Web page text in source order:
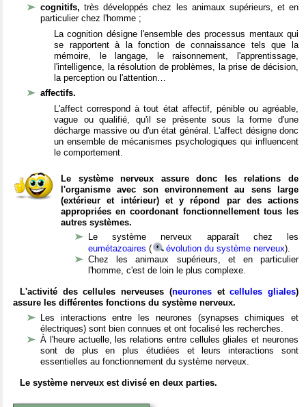
cognitifs,très développés chez les animaux supérieurs, et en
particulier chez l'homme ;
La cognition désigne l'ensemble des processus mentaux qui
se rapportent à la fonction de connaissance tels que la
mémoire, le langage, le raisonnement, l'apprentissage,
l'intelligence, la résolution de problèmes, la prise de décision,
la perception ou l'attention…
affectifs.
L'affect correspond à tout état affectif, pénible ou agréable,
vague ou qualifié, qu'il se présente sous la forme d'une
décharge massive ou d'un état général. L'affect désigne donc
un ensemble de mécanismes psychologiques qui influencent
le comportement.
Le système nerveux assure donc les relations de
l'organisme avec son environnement au sens large
(extérieur et intérieur) et y répond par des actions
appropriées en coordonant fonctionnellement tous les
autres systèmes.
Le système nerveux apparaît chez les
eumétazoaires ( évolution du système nerveux).
Chez les animaux supérieurs, et en particulier
l'homme, c'est de loin le plus complexe.
L'activité des cellules nerveuses (neuronesetcellules gliales)
assure les différentes fonctions du système nerveux.
Les interactions entre les neurones (synapses chimiques et
électriques) sont bien connues et ont focalisé les recherches.
À l'heure actuelle, les relations entre cellules gliales et neurones
sont de plus en plus étudiées et leurs interactions sont
essentielles au fonctionnement du système nerveux.
Le système nerveux est divisé en deux parties.